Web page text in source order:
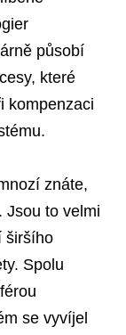
působí
které
kompenzaci
znáte,
Jsou to velmi
širšího
Spolu
se vyvíjel